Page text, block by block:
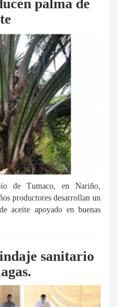
palma de
de Tumaco, en Nariño,
productores desarrollan un
aceite apoyado en buenas
sanitario